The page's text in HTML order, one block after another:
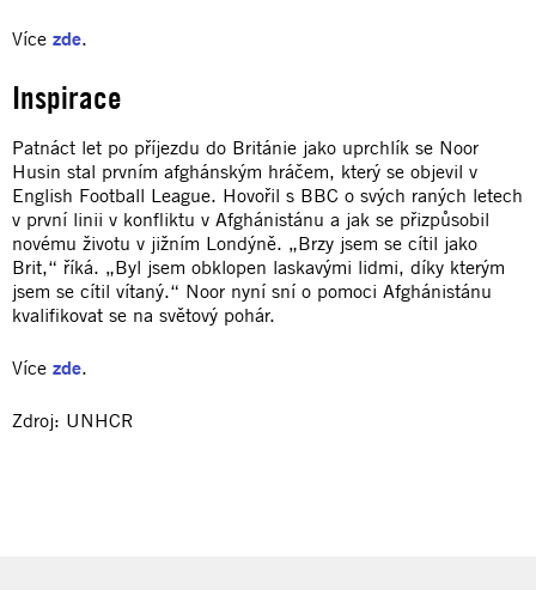
Více zde.
Inspirace
Patnáct let po příjezdu do Británie jako uprchlík se Noor
Husin stal prvním afghánským hráčem, který se objevil v
English Football League. Hovořil s BBC o svých raných letech
v první linii v konfliktu v Afghánistánu a jak se přizpůsobil
novému životu v jižním Londýně. „Brzy jsem se cítil jako
Brit,“ říká. „Byl jsem obklopen laskavými lidmi, díky kterým
jsem se cítil vítaný.“ Noor nyní sní o pomoci Afghánistánu
kvalifikovat se na světový pohár.
Více zde.
Zdroj: UNHCR